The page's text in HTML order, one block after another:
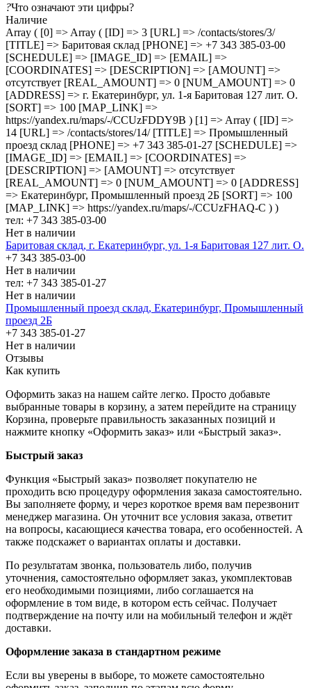
?Что означают эти цифры?
Наличие
Array ( [0] => Array ( [ID] => 3 [URL] => /contacts/stores/3/
[TITLE] => Баритовая склад [PHONE] => +7 343 385-03-00
[SCHEDULE] => [IMAGE_ID] => [EMAIL] =>
[COORDINATES] => [DESCRIPTION] => [AMOUNT] =>
отсутствует [REAL_AMOUNT] => 0 [NUM_AMOUNT] => 0
[ADDRESS] => г. Екатеринбург, ул. 1-я Баритовая 127 лит. О.
[SORT] => 100 [MAP_LINK] =>
https://yandex.ru/maps/-/CCUzFDDY9B ) [1] => Array ( [ID] =>
14 [URL] => /contacts/stores/14/ [TITLE] => Промышленный
проезд cклад [PHONE] => +7 343 385-01-27 [SCHEDULE] =>
[IMAGE_ID] => [EMAIL] => [COORDINATES] =>
[DESCRIPTION] => [AMOUNT] => отсутствует
[REAL_AMOUNT] => 0 [NUM_AMOUNT] => 0 [ADDRESS]
=> Екатеринбург, Промышленный проезд 2Б [SORT] => 100
[MAP_LINK] => https://yandex.ru/maps/-/CCUzFHAQ-C ) )
тел: +7 343 385-03-00
Нет в наличии
Баритовая склад, г. Екатеринбург, ул. 1-я Баритовая 127 лит. О.
+7 343 385-03-00
Нет в наличии
тел: +7 343 385-01-27
Нет в наличии
Промышленный проезд cклад, Екатеринбург, Промышленный
проезд 2Б
+7 343 385-01-27
Нет в наличии
Отзывы
Как купить
Оформить заказ на нашем сайте легко. Просто добавьте
выбранные товары в корзину, а затем перейдите на страницу
Корзина, проверьте правильность заказанных позиций и
нажмите кнопку «Оформить заказ» или «Быстрый заказ».
Быстрый заказ
Функция «Быстрый заказ» позволяет покупателю не
проходить всю процедуру оформления заказа самостоятельно.
Вы заполняете форму, и через короткое время вам перезвонит
менеджер магазина. Он уточнит все условия заказа, ответит
на вопросы, касающиеся качества товара, его особенностей. А
также подскажет о вариантах оплаты и доставки.
По результатам звонка, пользователь либо, получив
уточнения, самостоятельно оформляет заказ, укомплектовав
его необходимыми позициями, либо соглашается на
оформление в том виде, в котором есть сейчас. Получает
подтверждение на почту или на мобильный телефон и ждёт
доставки.
Оформление заказа в стандартном режиме
Если вы уверены в выборе, то можете самостоятельно